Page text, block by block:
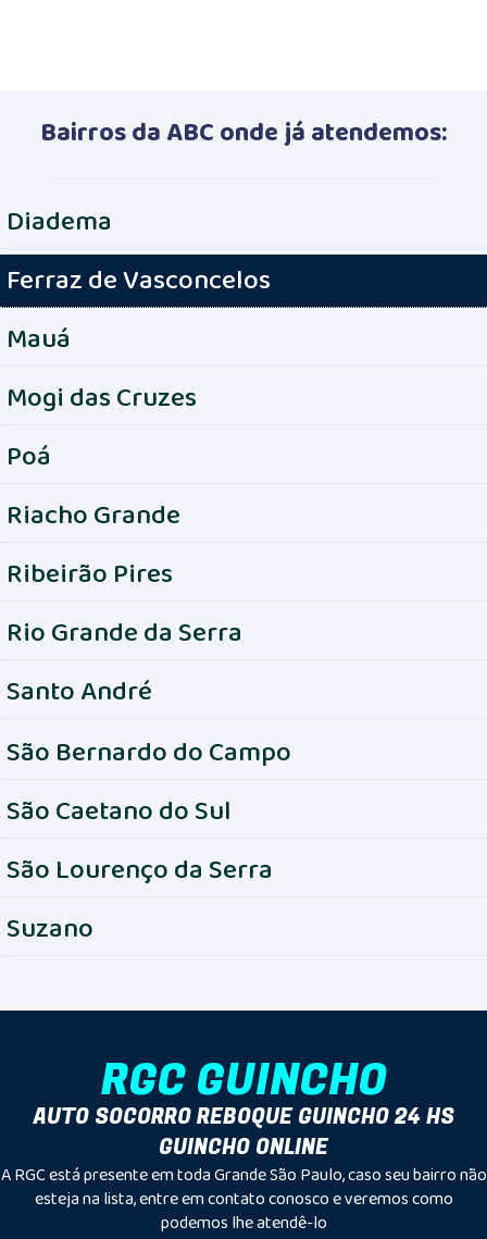
Bairros da ABC onde já atendemos:
Diadema
Ferraz de Vasconcelos
Mauá
Mogi das Cruzes
Poá
Riacho Grande
Ribeirão Pires
Rio Grande da Serra
Santo André
São Bernardo do Campo
São Caetano do Sul
São Lourenço da Serra
Suzano
RGC GUINCHO
AUTO SOCORRO REBOQUE GUINCHO 24 HS
GUINCHO ONLINE
A RGC está presente em toda Grande São Paulo, caso seu bairro não
esteja na lista, entre em contato conosco e veremos como
podemos lhe atendê-lo